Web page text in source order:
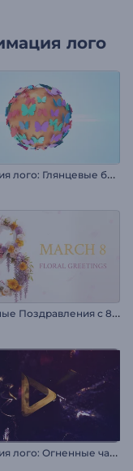
лого
А
нимация лого: Глянцевые бабочки
Ц
веточные Поздравления с 8 Марта
А
нимация лого: Огненные частицы